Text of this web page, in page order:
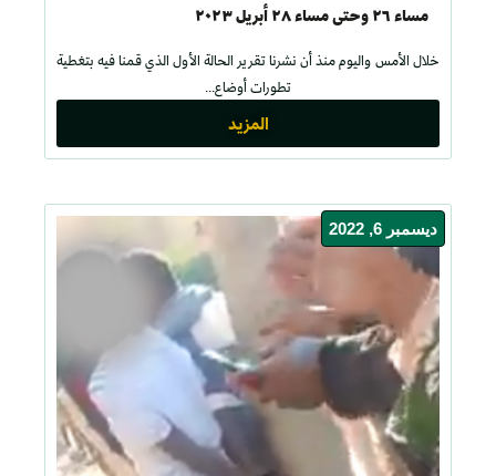
مساء ٢٦ وحتى مساء ٢٨ أبريل ٢٠٢٣
خلال الأمس واليوم منذ أن نشرنا تقرير الحالة الأول الذي قمنا فيه بتغطية
تطورات أوضاع...
المزيد
ديسمبر 6, 2022